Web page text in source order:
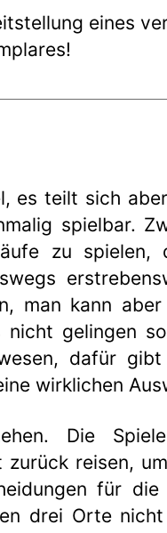
eines
es teilt sich
spielbar.
zu spielen,
man kann
nicht gelingen
dafür
wirklichen
Die
reisen,
für die
drei Orte